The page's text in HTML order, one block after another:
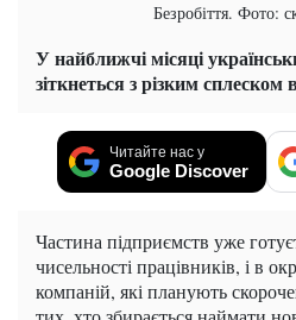
Безробіття. Фото:
У найближчі місяці
зіткнеться з різким сплеском
Читайте нас у
Google Discover
Частина підприємств уже
чисельності працівників, і в
компаній, які планують